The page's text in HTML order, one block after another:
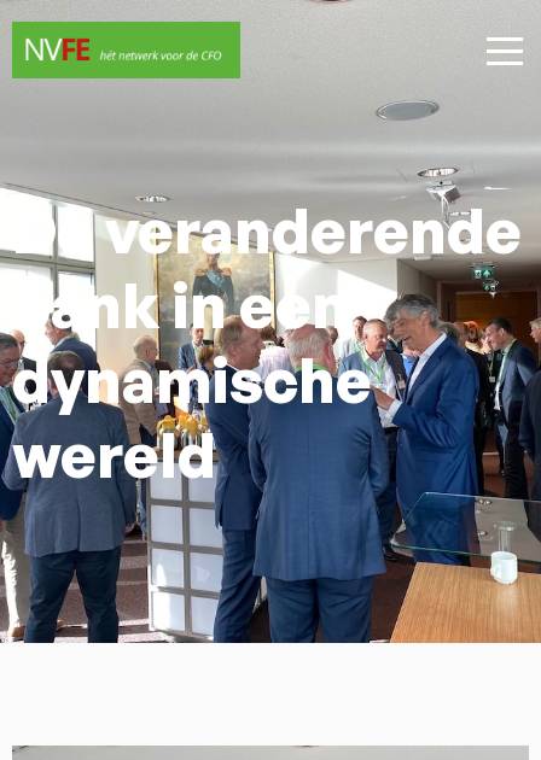
De veranderende
bank in een
dynamische
wereld